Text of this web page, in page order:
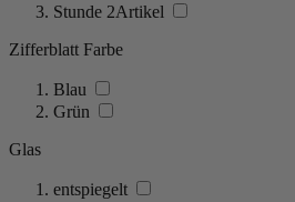
Stunde 2Artikel
Zifferblatt Farbe
Blau
Grün
Glas
entspiegelt